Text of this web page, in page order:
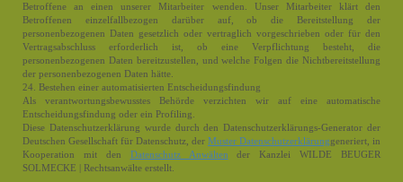
Betroffene an einen unserer Mitarbeiter wenden. Unser Mitarbeiter klärt den
Betroffenen einzelfallbezogen darüber auf, ob die Bereitstellung der
personenbezogenen Daten gesetzlich oder vertraglich vorgeschrieben oder für den
Vertragsabschluss erforderlich ist, ob eine Verpflichtung besteht, die
personenbezogenen Daten bereitzustellen, und welche Folgen die Nichtbereitstellung
der personenbezogenen Daten hätte.
24. Bestehen einer automatisierten Entscheidungsfindung
Als verantwortungsbewusstes Behörde verzichten wir auf eine automatische
Entscheidungsfindung oder ein Profiling.
Diese Datenschutzerklärung wurde durch den Datenschutzerklärungs-Generator der
Deutschen Gesellschaft für Datenschutz, der Muster Datenschutzerklärunggeneriert, in
Kooperation mit den Datenschutz Anwälten der Kanzlei WILDE BEUGER
SOLMECKE | Rechtsanwälte erstellt.